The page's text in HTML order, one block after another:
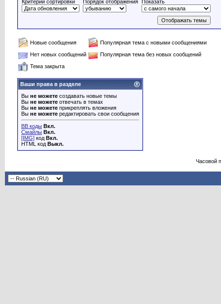
Критерий сортировки
Порядок отображения Показать
Новые сообщения
Популярная тема с новыми сообщениями
Нет новых сообщений
Популярная тема без новых сообщений
Тема закрыта
Ваши права в разделе
Вы не можете создавать новые темы
Вы не можете отвечать в темах
Вы не можете прикреплять вложения
Вы не можете редактировать свои сообщения
BB коды Вкл.
Смайлы Вкл.
[IMG] код Вкл.
HTML код Выкл.
Часовой